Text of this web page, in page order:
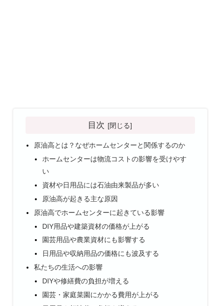
目次
原油高とは？なぜホームセンターと関係するのか
ホームセンターは物流コストの影響を受けやす
い
資材や日用品には石油由来製品が多い
原油高が起きる主な原因
原油高でホームセンターに起きている影響
DIY用品や建築資材の価格が上がる
園芸用品や農業資材にも影響する
日用品や収納用品の価格にも波及する
私たちの生活への影響
DIYや修繕費の負担が増える
園芸・家庭菜園にかかる費用が上がる